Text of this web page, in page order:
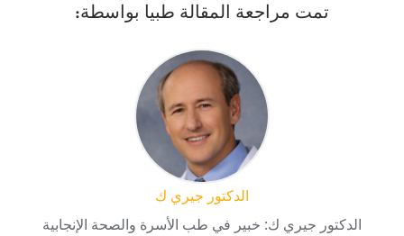
تمت مراجعة المقالة طبيا بواسطة:
الدكتور جيري ك
الدكتور جيري ك: خبير في طب الأسرة والصحة الإنجابية